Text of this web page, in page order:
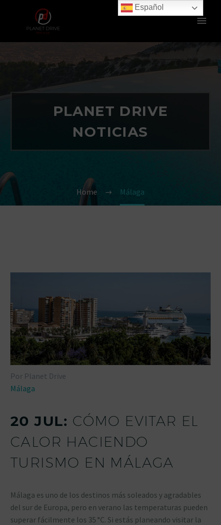
PLANET DRIVE
NOTICIAS
Home Málaga
Por Planet Drive
Málaga
20 JUL: CÓMO EVITAR EL
CALOR HACIENDO
TURISMO EN MÁLAGA
Málaga es uno de los destinos más soleados y agradables
del sur de Europa, pero en verano las temperaturas pueden
superar fácilmente los 35 °C. Si estás planeando visitar la
Español